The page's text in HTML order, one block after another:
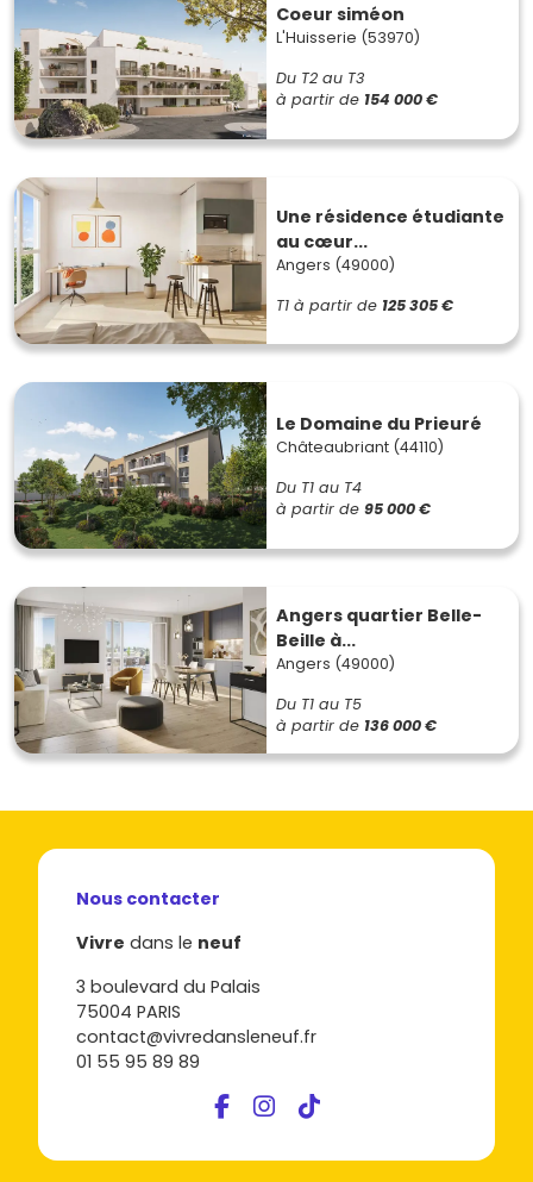
Coeur siméon
L'Huisserie (53970)
Du T2 au T3
à partir de 154 000 €
Une résidence étudiante
au cœur...
Angers (49000)
T1 à partir de 125 305 €
Le Domaine du Prieuré
Châteaubriant (44110)
Du T1 au T4
à partir de 95 000 €
Angers quartier Belle-
Beille à...
Angers (49000)
Du T1 au T5
à partir de 136 000 €
Nous contacter
Vivre dans le neuf
3 boulevard du Palais
75004 PARIS
contact@vivredansleneuf.fr
01 55 95 89 89